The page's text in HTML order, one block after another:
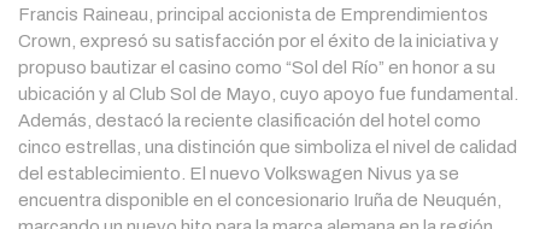
Francis Raineau, principal accionista de Emprendimientos
Crown, expresó su satisfacción por el éxito de la iniciativa y
propuso bautizar el casino como “Sol del Río” en honor a su
ubicación y al Club Sol de Mayo, cuyo apoyo fue fundamental.
Además, destacó la reciente clasificación del hotel como
cinco estrellas, una distinción que simboliza el nivel de calidad
del establecimiento. El nuevo Volkswagen Nivus ya se
encuentra disponible en el concesionario Iruña de Neuquén,